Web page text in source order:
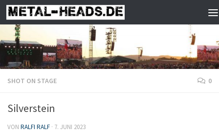
Zum Inhalt springen
SHOT ON STAGE 0
Silverstein
VON RALFI RALF · 7. JUNI 2023